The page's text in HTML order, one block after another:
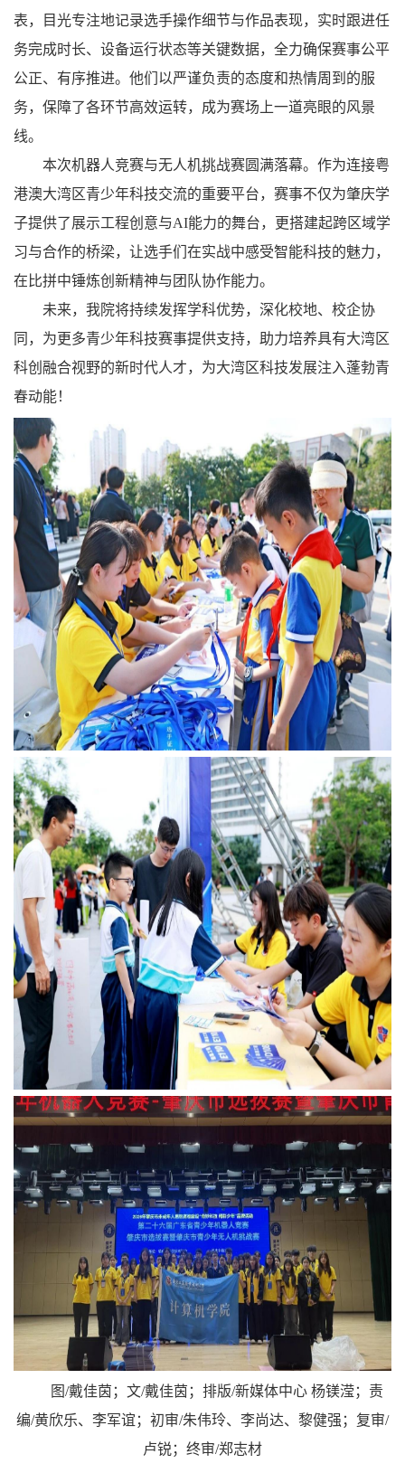
表，目光专注地记录选手操作细节与作品表现，实时跟进任
务完成时长、设备运行状态等关键数据，全力确保赛事公平
公正、有序推进。他们以严谨负责的态度和热情周到的服
务，保障了各环节高效运转，成为赛场上一道亮眼的风景
线。
本次机器人竞赛与无人机挑战赛圆满落幕。作为连接粤
港澳大湾区青少年科技交流的重要平台，赛事不仅为肇庆学
子提供了展示工程创意与AI能力的舞台，更搭建起跨区域学
习与合作的桥梁，让选手们在实战中感受智能科技的魅力，
在比拼中锤炼创新精神与团队协作能力。
未来，我院将持续发挥学科优势，深化校地、校企协
同，为更多青少年科技赛事提供支持，助力培养具有大湾区
科创融合视野的新时代人才，为大湾区科技发展注入蓬勃青
春动能！
图/戴佳茵；文/戴佳茵；排版/新媒体中心 杨镁滢；责
编/黄欣乐、李军谊；初审/朱伟玲、李尚达、黎健强；复审/
卢锐；终审/郑志材